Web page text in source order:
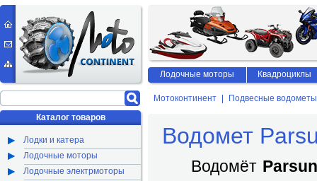
Мотоконтинент Подвесные водометы
Водомет
Водомёт
Каталог товаров
Лодки и катера
Лодочные моторы
Лодочные электрмоторы
Лодочные моторы Квадроциклы